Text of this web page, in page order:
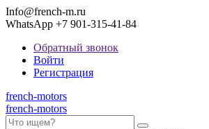
Info@french-m.ru
WhatsApp +7 901-315-41-84
Обратный звонок
Войти
Регистрация
french-motors
french-motors